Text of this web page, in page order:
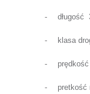
- długość
- klasa
-
- pretkość